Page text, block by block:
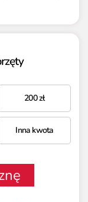
200zł
Inna kwota